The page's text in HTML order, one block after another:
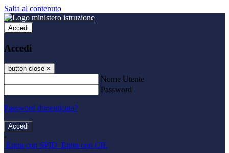
Salta al contenuto
Accedi
Accedi
button close ×
Nome Utente
Password
Password dimenticata?
-
Entra con SPID Entra con CIE